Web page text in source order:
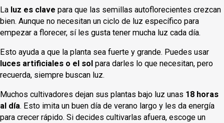
La luz es clave para que las semillas autoflorecientes crezcan
bien. Aunque no necesitan un ciclo de luz específico para
empezar a florecer, sí les gusta tener mucha luz cada día.
Esto ayuda a que la planta sea fuerte y grande. Puedes usar
luces artificiales o el sol para darles lo que necesitan, pero
recuerda, siempre buscan luz.
Muchos cultivadores dejan sus plantas bajo luz unas 18 horas
al día. Esto imita un buen día de verano largo y les da energía
para crecer rápido. Si decides cultivarlas afuera, escoge un